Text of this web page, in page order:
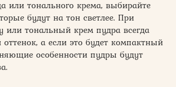
или тонального крема, выбирайте
будут на тон светлее. При
или тональный крем пудра всегда
а если это будет компактный
особенности пудры будут